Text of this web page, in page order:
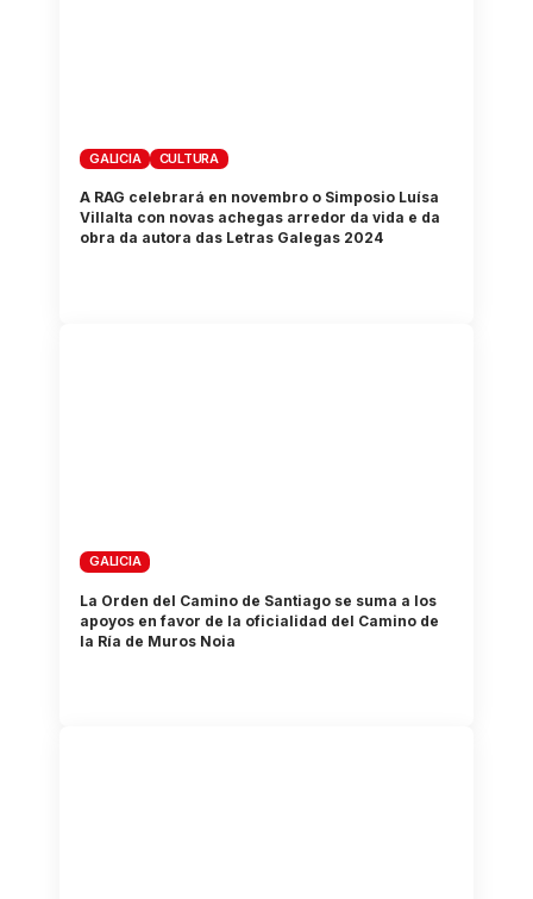
GALICIA CULTURA
A RAG celebrará en novembro o Simposio Luísa
Villalta con novas achegas arredor da vida e da
obra da autora das Letras Galegas 2024
GALICIA
La Orden del Camino de Santiago se suma a los
apoyos en favor de la oficialidad del Camino de
la Ría de Muros Noia